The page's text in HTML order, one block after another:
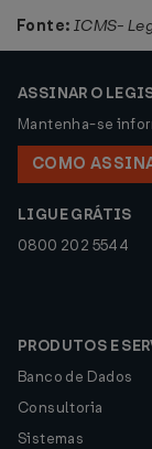
Fonte: ICMS-
ASSINAR O
Mantenha-se
COMO
LIGUE GRÁTIS
0800 202 5544
PRODUTOS E
Banco de Dados
Consultoria
Sistemas